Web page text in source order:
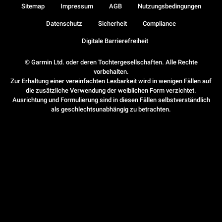
© Garmin Ltd. oder deren Tochtergesellschaften. Alle Rechte
vorbehalten.
Zur Erhaltung einer vereinfachten Lesbarkeit wird in wenigen Fällen auf
die zusätzliche Verwendung der weiblichen Form verzichtet.
Ausrichtung und Formulierung sind in diesen Fällen selbstverständlich
als geschlechtsunabhängig zu betrachten.
Sitemap Impressum AGB Nutzungsbedingungen
Datenschutz Sicherheit Compliance
Digitale Barrierefreiheit